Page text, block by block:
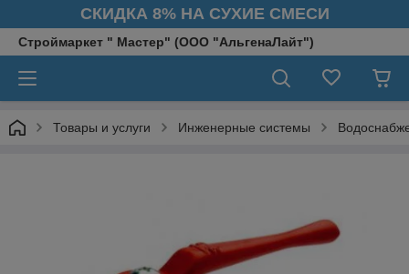
СКИДКА 8% НА СУХИЕ СМЕСИ
Строймаркет " Мастер" (ООО "АльгенаЛайт")
Товары и услуги Инженерные системы